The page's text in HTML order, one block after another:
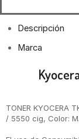
Descripción
Marca
TONER
/ 5550 cig, Color: